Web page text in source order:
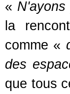
«
la
comme «
des
que tous